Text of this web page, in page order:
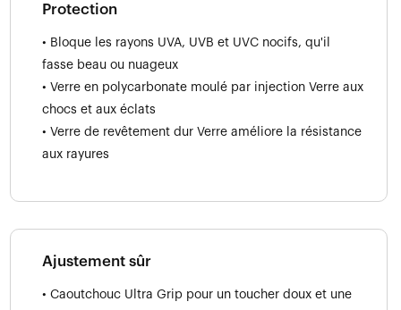
Protection
• Bloque les rayons UVA, UVB et UVC nocifs, qu'il
fasse beau ou nuageux
• Verre en polycarbonate moulé par injection Verre aux
chocs et aux éclats
• Verre de revêtement dur Verre améliore la résistance
aux rayures
Ajustement sûr
• Caoutchouc Ultra Grip pour un toucher doux et une